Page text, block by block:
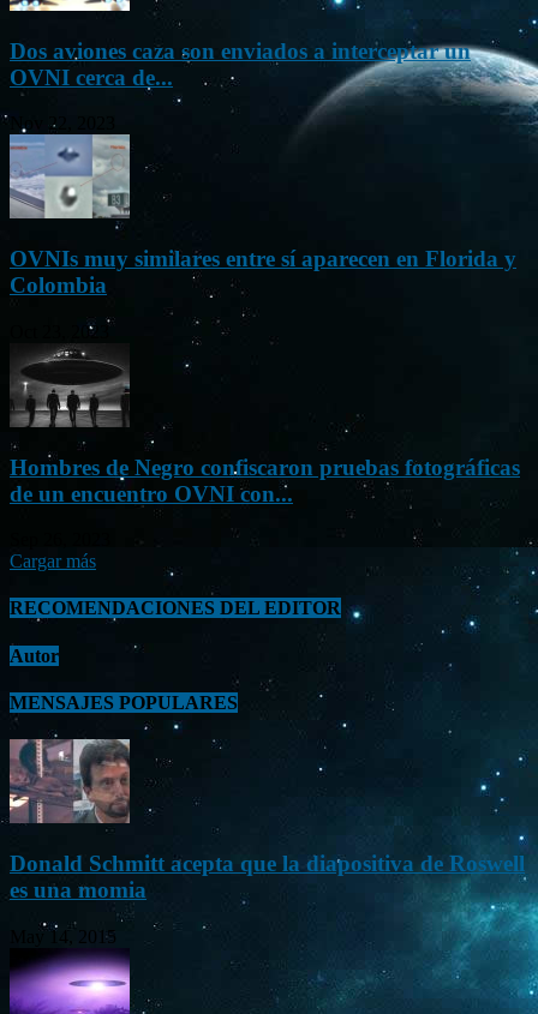
Dos aviones caza son enviados a interceptar un
OVNI cerca de...
Nov 22, 2023
OVNIs muy similares entre sí aparecen en Florida y
Colombia
Oct 23, 2023
Hombres de Negro confiscaron pruebas fotográficas
de un encuentro OVNI con...
Cargar más
RECOMENDACIONES DEL EDITOR
Autor
MENSAJES POPULARES
Donald Schmitt acepta que la diapositiva de Roswell
es una momia
May 14, 2015